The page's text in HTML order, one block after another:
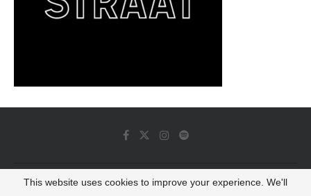
© 2022 - Luminous Dash All Rights Reserved
This website uses cookies to improve your experience. We'll